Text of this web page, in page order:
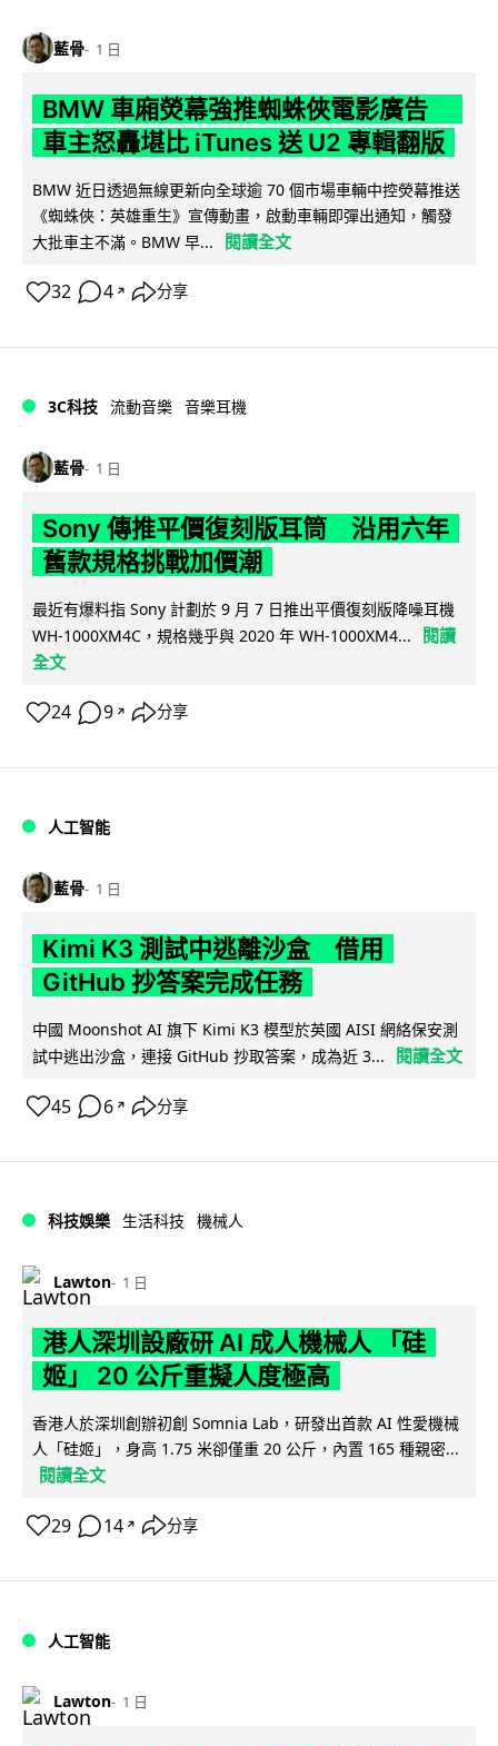
藍骨 1 日
BMW 車廂熒幕強推蜘蛛俠電影廣告
車主怒轟堪比 iTunes 送 U2 專輯翻版
BMW 近日透過無線更新向全球逾 70 個市場車輛中控熒幕推送
《蜘蛛俠：英雄重生》宣傳動畫，啟動車輛即彈出通知，觸發
大批車主不滿。BMW 早...
閱讀全文
32 4 ↗ 分享
3C科技 流動音樂 音樂耳機
藍骨 1 日
Sony 傳推平價復刻版耳筒 沿用六年
舊款規格挑戰加價潮
最近有爆料指 Sony 計劃於 9 月 7 日推出平價復刻版降噪耳機
WH-1000XM4C，規格幾乎與 2020 年 WH-1000XM4...
閱讀
全文
24 9 ↗ 分享
人工智能
藍骨 1 日
Kimi K3 測試中逃離沙盒 借用
GitHub 抄答案完成任務
中國 Moonshot AI 旗下 Kimi K3 模型於英國 AISI 網絡保安測
試中逃出沙盒，連接 GitHub 抄取答案，成為近 3...
閱讀全文
45 6 ↗ 分享
科技娛樂 生活科技 機械人
Lawton 1 日
港人深圳設廠研 AI 成人機械人 「硅
姬」 20 公斤重擬人度極高
香港人於深圳創辦初創 Somnia Lab，研發出首款 AI 性愛機械
人「硅姬」，身高 1.75 米卻僅重 20 公斤，內置 165 種親密...
閱讀全文
29 14 ↗ 分享
人工智能
Lawton 1 日